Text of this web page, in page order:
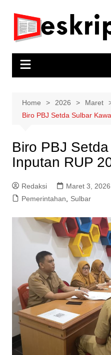
content
Home 2026 Maret
Biro PBJ Setda Sulbar
Biro PBJ
Inputan RUP
Redaksi Maret 3, 2026
Pemerintahan
Sulbar